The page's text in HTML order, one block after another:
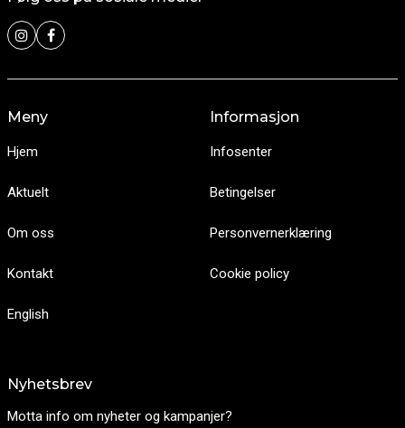
Meny
Hjem
Aktuelt
Om oss
Kontakt
English
Informasjon
Infosenter
Betingelser
Personvernerklæring
Cookie policy
Nyhetsbrev
Motta info om nyheter og kampanjer?